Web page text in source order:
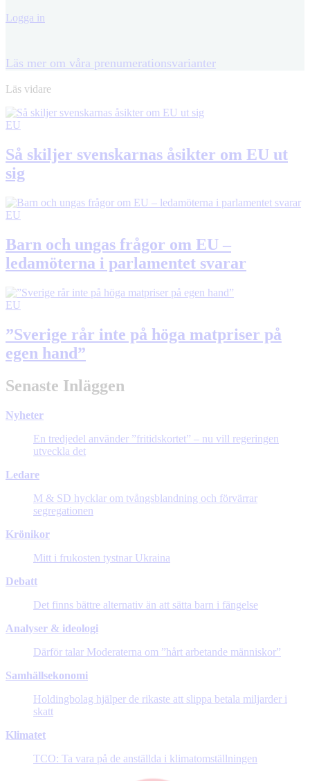
Logga in
Läs mer om våra prenumerationsvarianter
Läs vidare
EU
Så skiljer svenskarnas åsikter om EU ut
sig
EU
Barn och ungas frågor om EU –
ledamöterna i parlamentet svarar
EU
”Sverige rår inte på höga matpriser på
egen hand”
Senaste Inläggen
Nyheter
En tredjedel använder ”fritidskortet” – nu vill regeringen
utveckla det
Ledare
M & SD hycklar om tvångsblandning och förvärrar
segregationen
Krönikor
Mitt i frukosten tystnar Ukraina
Debatt
Det finns bättre alternativ än att sätta barn i fängelse
Analyser & ideologi
Därför talar Moderaterna om ”hårt arbetande människor”
Samhällsekonomi
Holdingbolag hjälper de rikaste att slippa betala miljarder i
skatt
Klimatet
TCO: Ta vara på de anställda i klimatomställningen